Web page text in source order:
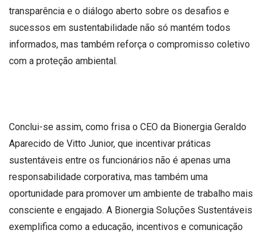
transparência e o diálogo aberto sobre os desafios e
sucessos em sustentabilidade não só mantém todos
informados, mas também reforça o compromisso coletivo
com a proteção ambiental.
Conclui-se assim, como frisa o CEO da Bionergia Geraldo
Aparecido de Vitto Junior, que incentivar práticas
sustentáveis entre os funcionários não é apenas uma
responsabilidade corporativa, mas também uma
oportunidade para promover um ambiente de trabalho mais
consciente e engajado. A Bionergia Soluções Sustentáveis
exemplifica como a educação, incentivos e comunicação